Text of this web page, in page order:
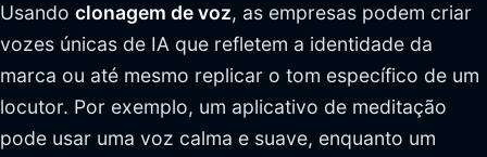
Usando clonagem de voz, as empresas podem criar
vozes únicas de IA que refletem a identidade da
marca ou até mesmo replicar o tom específico de um
locutor. Por exemplo, um aplicativo de meditação
pode usar uma voz calma e suave, enquanto um